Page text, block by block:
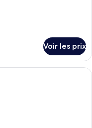
Voir les prix